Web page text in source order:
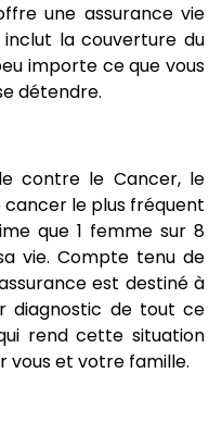
une assurance vie
la couverture du
importe ce que vous
détendre.
contre le Cancer, le
le plus fréquent
que 1 femme sur 8
vie. Compte tenu de
est destiné à
diagnostic de tout ce
rend cette situation
vous et votre famille.